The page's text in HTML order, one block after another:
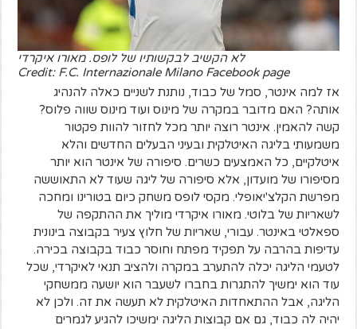
לא הקשיב לבקשותיו של לופס. מאורו איקרדי
Credit: F.C. Internazionale Milano Facebook page
אז למה אינטר, סמל של כבוד, נותנת לשניים כאלה להנהיג
אותה? האם מדובר במקרה של מינוס ועוד מינוס שווה פלוס?
קשה להאמין. אינטר רוצה יותר מכל לחזור להוות פקטור
משמעותי בליגה האיטלקית ובעיני הבעלים החדשים והלא
איטלקיים, כל האמצעים כשרים. סיפורה של אינטר הוא יותר
מסיפורו של מועדון, אלא סיפורה של ליגה שעוד לא התאוששה
מפרשת הקלצ'יאופלי. מקסי לופס משחק כיום בטורינו ומחכה
לשאריות של בלוטי. מאורו איקרדי מוליך את ההתקפה של
ספאלטי באינטר. עבורי, שאריות של חלוץ צעיר בקבוצה בינונית
עדיפות בהרבה על תפקיד מפתח וחוסר כבוד בקבוצה בכירה.
לטעמי הליגה יכלה להתערב במקרה ולהציב תנאי לאיקרדי, שכל
עוד הוא ימשיך להתגרות בחברו לשעבר הוא יושעה ממשחקי
הליגה, אבל ההתאחדות האיטלקית לא תעשה את זה. ולכן לא
יהיה לה כבוד, גם אם קבוצות הליגה ימשיכו להגיע לגמרים